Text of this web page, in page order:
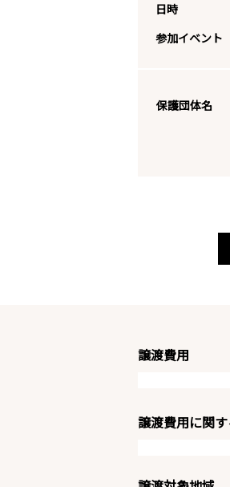
日時
参加イベント
保護団体名
譲渡費用
譲渡費用に関